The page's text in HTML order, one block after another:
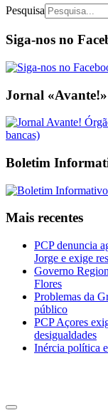
Pesquisa
Siga-nos no
Jornal «Avante!»
Boletim
Mais recentes
PCP denuncia
Jorge e exige
Governo
Flores
Problemas da
público
PCP Açores
desigualdades
Inércia política